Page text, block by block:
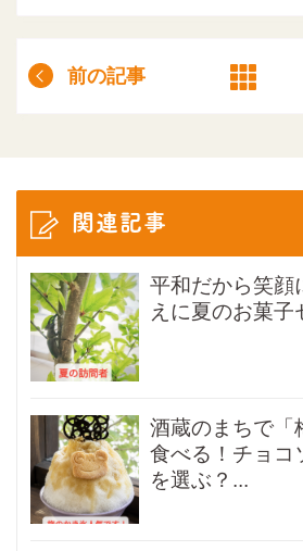
前の記事
関連記事
平和だから笑顔
えに夏のお菓子
酒蔵のまちで「
食べる！チョコ
を選ぶ？...